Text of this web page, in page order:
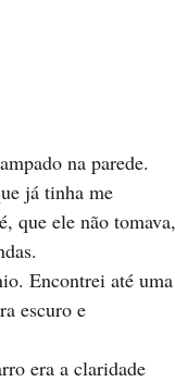
na parede.
já tinha me
que ele não tomava,
Encontrei até uma
escuro e
era a claridade